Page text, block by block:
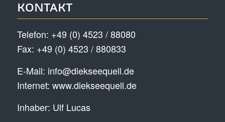
KONTAKT
Telefon: +49 (0) 4523 / 88080
Fax: +49 (0) 4523 / 880833
E-Mail: info@diekseequell.de
Internet: www.diekseequell.de
Inhaber: Ulf Lucas